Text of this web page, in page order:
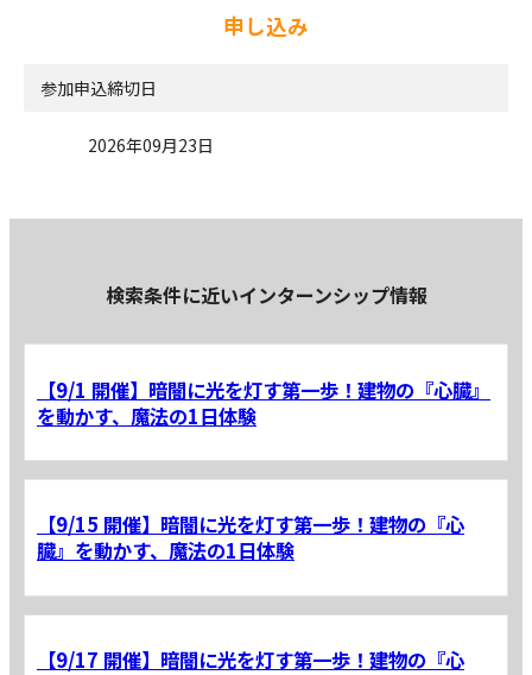
申し込み
参加申込締切日
2026年09月23日
検索条件に近いインターンシップ情報
【9/1 開催】暗闇に光を灯す第一歩！建物の『心臓』
を動かす、魔法の1日体験
【9/15 開催】暗闇に光を灯す第一歩！建物の『心
臓』を動かす、魔法の1日体験
【9/17 開催】暗闇に光を灯す第一歩！建物の『心